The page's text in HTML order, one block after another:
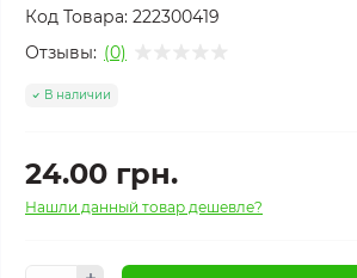
Код Товара: 222300419
Отзывы: (0)
В наличии
24.00 грн.
Нашли данный товар дешевле?